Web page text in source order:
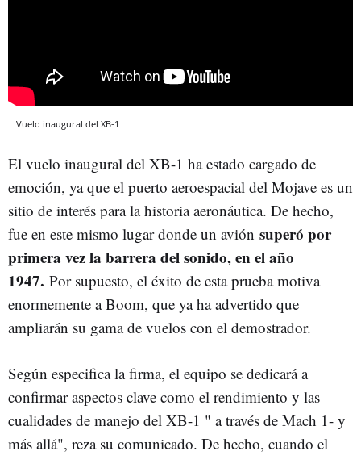
Vuelo inaugural del XB-1
El vuelo inaugural del XB-1 ha estado cargado de
emoción, ya que el puerto aeroespacial del Mojave es un
sitio de interés para la historia aeronáutica. De hecho,
fue en este mismo lugar donde un avión superó por
primera vez la barrera del sonido, en el año
1947. Por supuesto, el éxito de esta prueba motiva
enormemente a Boom, que ya ha advertido que
ampliarán su gama de vuelos con el demostrador.
Según especifica la firma, el equipo se dedicará a
confirmar aspectos clave como el rendimiento y las
cualidades de manejo del XB-1 " a través de Mach 1- y
más allá", reza su comunicado. De hecho, cuando el